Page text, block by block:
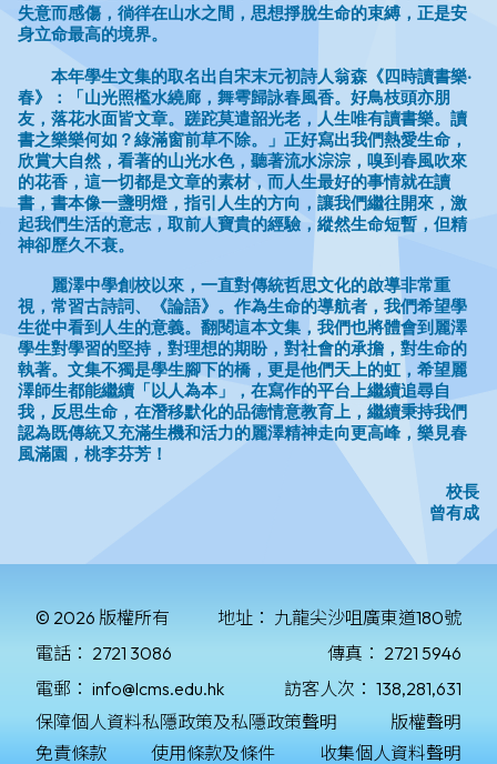
© 2026 版權所有 地址： 九龍尖沙咀廣東道180號
電話： 2721 3086 傳真： 2721 5946
電郵： info@lcms.edu.hk 訪客人次： 138,281,631
保障個人資料私隱政策及私隱政策聲明
版權聲明
免責條款
使用條款及條件 收集個人資料聲明